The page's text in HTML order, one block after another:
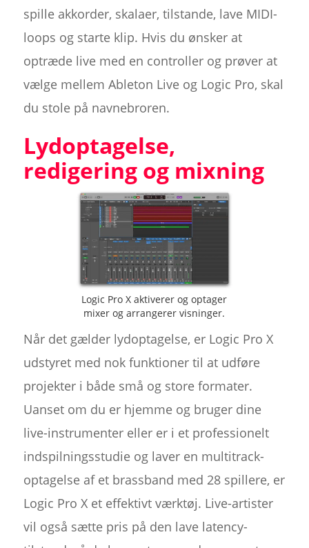
spille akkorder, skalaer, tilstande, lave MIDI-
loops og starte klip. Hvis du ønsker at
optræde live med en controller og prøver at
vælge mellem Ableton Live og Logic Pro, skal
du stole på navnebroren.
Lydoptagelse,
redigering og mixning
Logic Pro X aktiverer og optager
mixer og arrangerer visninger.
Når det gælder lydoptagelse, er Logic Pro X
udstyret med nok funktioner til at udføre
projekter i både små og store formater.
Uanset om du er hjemme og bruger dine
live-instrumenter eller er i et professionelt
indspilningsstudie og laver en multitrack-
optagelse af et brassband med 28 spillere, er
Logic Pro X et effektivt værktøj. Live-artister
vil også sætte pris på den lave latency-